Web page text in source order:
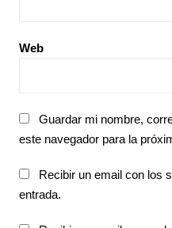
Web
Guardar mi nombre,
este navegador para la
Recibir un email con los
entrada.